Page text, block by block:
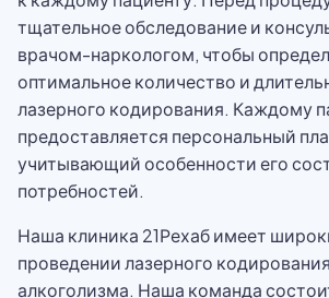
тщательное обследование и
врачом-наркологом, чтобы
оптимальное количество и
лазерного кодирования. Каждому
предоставляется персональный
учитывающий особенности его
потребностей.
Наша клиника 21Рехаб имеет
проведении лазерного
алкоголизма. Наша команда